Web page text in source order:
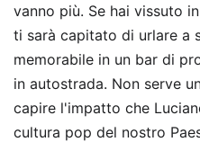
vanno più. Se hai vissuto
ti sarà capitato di urlare a
memorabile in un bar di
in autostrada. Non serve
capire l'impatto che
cultura pop del nostro